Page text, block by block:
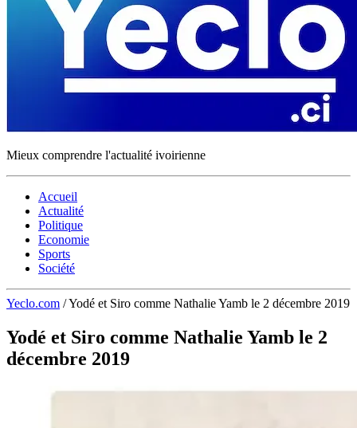
Mieux comprendre l'actualité ivoirienne
Accueil
Actualité
Politique
Economie
Sports
Société
Yeclo.com /Yodé et Siro comme Nathalie Yamb le 2 décembre 2019
Yodé et Siro comme Nathalie Yamb le 2
décembre 2019